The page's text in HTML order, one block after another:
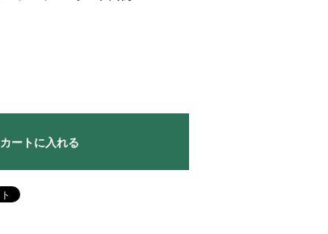
カートに入れる